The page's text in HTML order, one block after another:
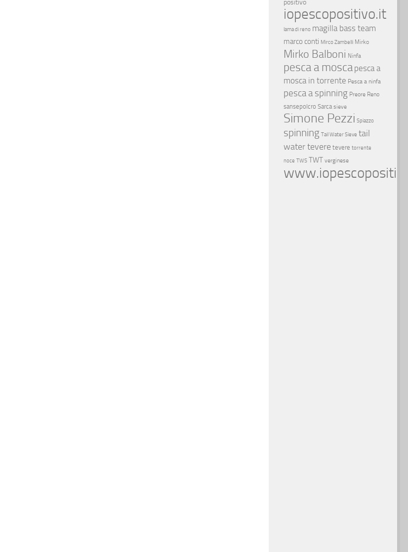
positivo
iopescopositivo.it
lama di reno magilla bass team
marco conti Mirco Zambelli Mirko
Mirko Balboni Ninfa
pesca a mosca pesca a
mosca in torrente Pesca a ninfa
pesca a spinning Preore Reno
sansepolcro Sarca sieve
Simone Pezzi Spiazzo
spinning Tail Water Sieve tail
water tevere tevere torrente
noce TWS TWT verginese